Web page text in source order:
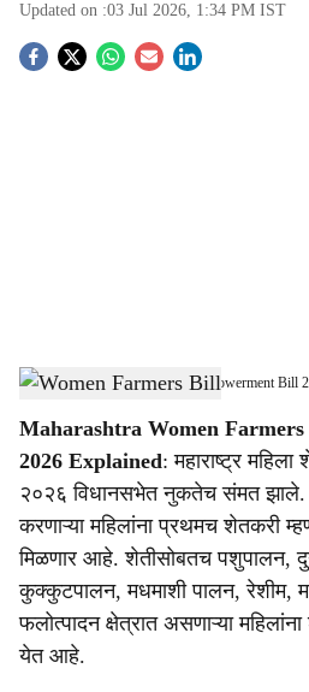
Updated on :03 Jul 2026, 1:34 PM IST
S
a
r
e
Maharashtra Women Farmers Empowerment Bill
Maharashtra Women
2026 Explained: महाराष्ट्र
२०२६ विधानसभेत नुकतेच संमत झाले.
करणाऱ्या महिलांना प्रथमच शेतकरी
मिळणार आहे. शेतीसोबतच पशुपालन,
कुक्कुटपालन, मधमाशी पालन,
फलोत्पादन क्षेत्रात असणाऱ्या
येत आहे.